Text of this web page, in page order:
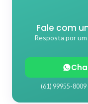
Fale com
Resposta por
(61) 99955-8009